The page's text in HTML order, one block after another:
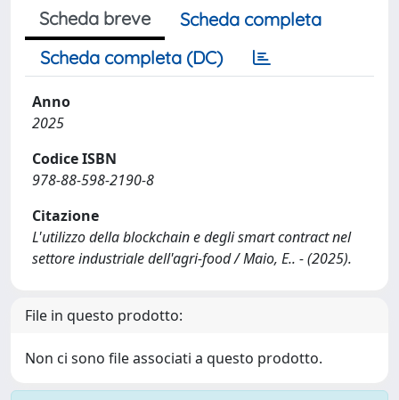
Scheda breve
Scheda completa
Scheda completa (DC)
Anno
2025
Codice ISBN
978-88-598-2190-8
Citazione
L'utilizzo della blockchain e degli smart contract nel
settore industriale dell'agri-food / Maio, E.. - (2025).
File in questo prodotto:
Non ci sono file associati a questo prodotto.